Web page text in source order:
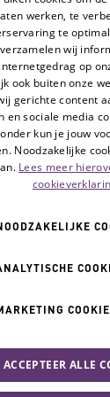
in de
Deze zullen
de kennis
Hiervoor
door de
in hoeverre
in teams
op
we de visie
werken, te
te
wij
op
ook buiten onze
gerichte content
en sociale media
kun je jouw
Noodzakelijke
Lees meer
ACCEPTEER ALLE